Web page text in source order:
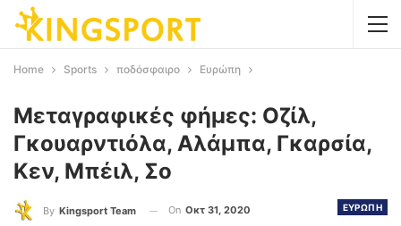
Home Sports ποδόσφαιρο Ευρώπη
Μεταγραφικές φήμες: Οζίλ,
Γκουαρντιόλα, Αλάμπα, Γκαρσία,
Κεν, Μπέιλ, Σο
ΕΥΡΩΠΗ
By Kingsport Team On Οκτ 31, 2020